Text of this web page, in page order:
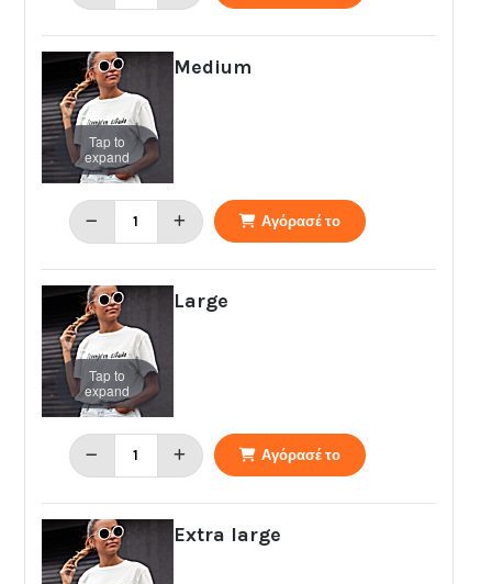
Tap to
expand
Medium
Αγόρασέ το
Tap to
expand
Large
Αγόρασέ το
Extra large